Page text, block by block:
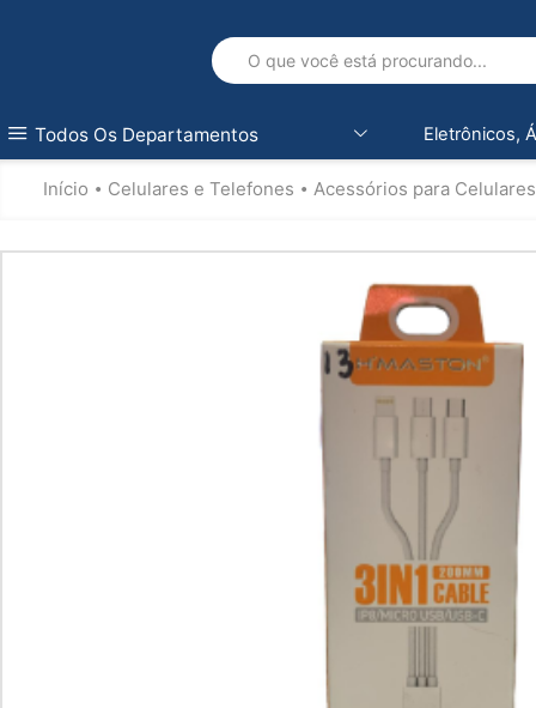
Todos Os Departamentos Eletrônicos,
Início • Celulares e Telefones • Acessórios para Celulares